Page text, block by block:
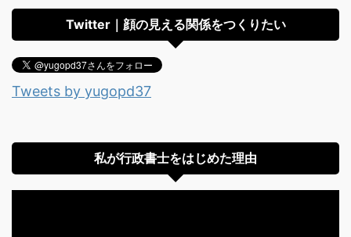
Twitter｜顔の見える関係をつくりたい
Tweets by yugopd37
私が行政書士をはじめた理由